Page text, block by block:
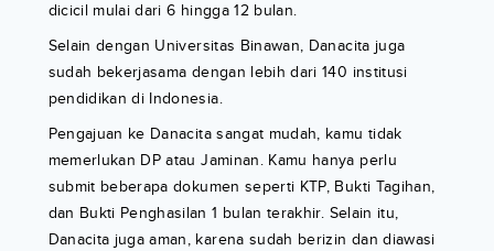
dicicil mulai dari 6 hingga 12 bulan.
Selain dengan Universitas Binawan, Danacita juga
sudah bekerjasama dengan lebih dari 140 institusi
pendidikan di Indonesia.
Pengajuan ke Danacita sangat mudah, kamu tidak
memerlukan DP atau Jaminan. Kamu hanya perlu
submit beberapa dokumen seperti KTP, Bukti Tagihan,
dan Bukti Penghasilan 1 bulan terakhir. Selain itu,
Danacita juga aman, karena sudah berizin dan diawasi